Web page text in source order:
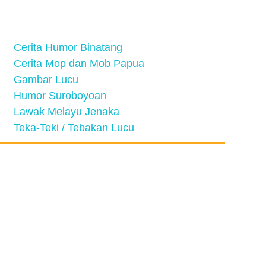
Cerita Humor Binatang
Cerita Mop dan Mob Papua
Gambar Lucu
Humor Suroboyoan
Lawak Melayu Jenaka
Teka-Teki / Tebakan Lucu